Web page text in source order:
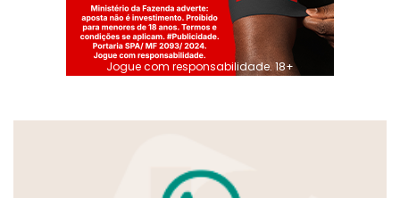
Jogue com responsabilidade. 18+